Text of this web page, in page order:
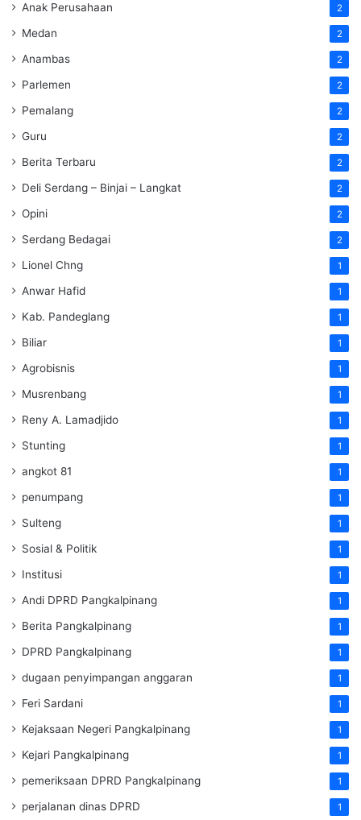
Anak Perusahaan 2
Medan 2
Anambas 2
Parlemen 2
Pemalang 2
Guru 2
Berita Terbaru 2
Deli Serdang – Binjai – Langkat 2
Opini 2
Serdang Bedagai 2
Lionel Chng 1
Anwar Hafid 1
Kab. Pandeglang 1
Biliar 1
Agrobisnis 1
Musrenbang 1
Reny A. Lamadjido 1
Stunting 1
angkot 81 1
penumpang 1
Sulteng 1
Sosial & Politik 1
Institusi 1
Andi DPRD Pangkalpinang 1
Berita Pangkalpinang 1
DPRD Pangkalpinang 1
dugaan penyimpangan anggaran 1
Feri Sardani 1
Kejaksaan Negeri Pangkalpinang 1
Kejari Pangkalpinang 1
pemeriksaan DPRD Pangkalpinang 1
perjalanan dinas DPRD 1